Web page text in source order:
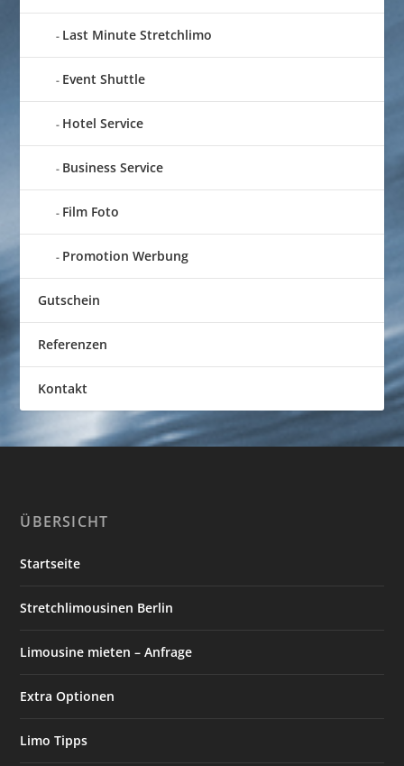
Last Minute Stretchlimo
Event Shuttle
Hotel Service
Business Service
Film Foto
Promotion Werbung
Gutschein
Referenzen
Kontakt
ÜBERSICHT
Startseite
Stretchlimousinen Berlin
Limousine mieten – Anfrage
Extra Optionen
Limo Tipps